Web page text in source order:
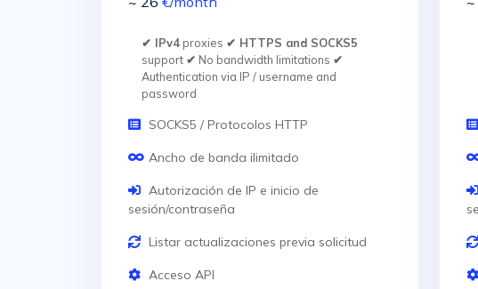
✔ IPv4proxies ✔ HTTPS and SOCKS5
support ✔ No bandwidth limitations ✔
Authentication via IP / username and
password
SOCKS5 / Protocolos HTTP
Ancho de banda ilimitado
Autorización de IP e inicio de
sesión/contraseña
Listar actualizaciones previa solicitud
Acceso API